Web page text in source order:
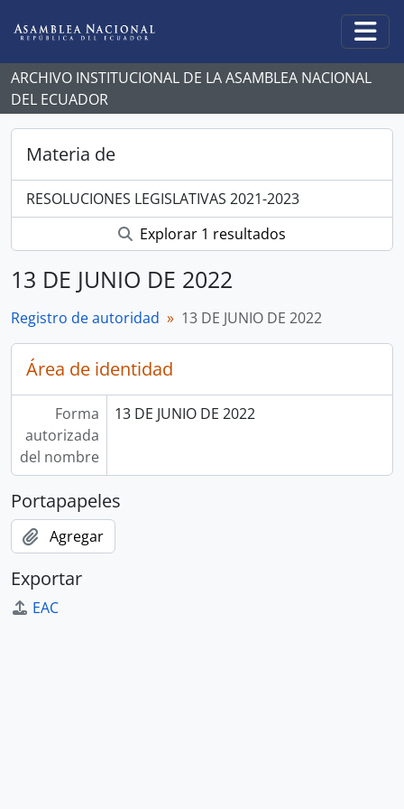
ARCHIVO INSTITUCIONAL DE LA ASAMBLEA NACIONAL
DEL ECUADOR
Materia de
RESOLUCIONES LEGISLATIVAS 2021-2023
Explorar 1 resultados
13 DE JUNIO DE 2022
Registro de autoridad 13 DE JUNIO DE 2022
Área de identidad
Forma
autorizada
del nombre
13 DE JUNIO DE 2022
Portapapeles
Agregar
Exportar
EAC